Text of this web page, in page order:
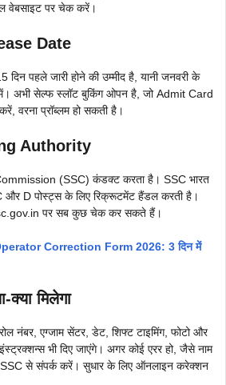
वेबसाइट पर चेक करें।
Date
पहले जारी होने की उम्मीद है, यानी जनवरी के
अभी सेल्फ स्लॉट बुकिंग ओपन है, जो Admit Card
वरना प्रॉब्लम हो सकती है।
Authority
(SSC) कंडक्ट करता है। SSC भारत
और D पोस्ट्स के लिए रिक्रूटमेंट हैंडल करती है।
पर सब कुछ चेक कर सकते हैं।
Correction Form 2026: 3 दिन में
मिलेगा
नंबर, एग्जाम सेंटर, डेट, शिफ्ट टाइमिंग, फोटो और
भी दिए जाएंगे। अगर कोई एरर हो, जैसे नाम
SSC से संपर्क करें। सुधार के लिए ऑनलाइन करेक्शन